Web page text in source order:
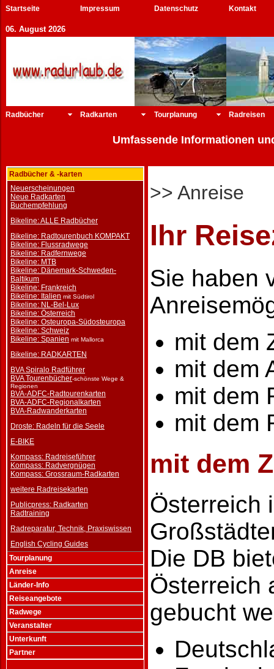
Startseite Impressum Datenschutz Kontakt
06. August 2026
Radbücher Radkarten Tourplanung Radreisen
Umfassende Informationen
Radbücher & -karten
Neuerscheinungen
Neue Radkarten
Buchempfehlung
Bikeline: ALLE Radbücher
Bikeline: Radtourenbuch KOMPAKT
Bikeline: Flussradwege
Bikeline: Radfernwege
Bikeline: MTB
Bikeline: Dänemark-Schweden-
Baltikum
Bikeline: Frankreich
Bikeline: Italien mit Südtirol
Bikeline: NL-Bel-Lux
Bikeline: Österreich
Bikeline: Osteuropa-Südosteuropa
Bikeline: Schweiz
Bikeline: Spanien mit Mallorca
Bikeline: RADKARTEN
BVA Spiralo Radführer
BVA Tourenbücher-schönste Wege &
Regionen
BVA-ADFC-Radtourenkarten
BVA-ADFC-Regionalkarten
BVA-Radwanderkarten
Droste: Radeln für die Seele
E-BIKE
Kompass: Radreiseführer
Kompass: Radvergnügen
Kompass: Grossraum-Radkarten
weitere Radreisekarten
Publicpress: Radkarten
Radtraining
Radreparatur, Technik, Praxiswissen
English Cycling Guides
Tourplanung
Anreise
Länder-Info
Reiseangebote
Radwege
Veranstalter
Unterkunft
Partner
>> Anreise
Ihr
Sie haben
mit dem
mit dem
mit dem
mit dem
mit dem
Österreich
Die DB
Österreich
gebucht